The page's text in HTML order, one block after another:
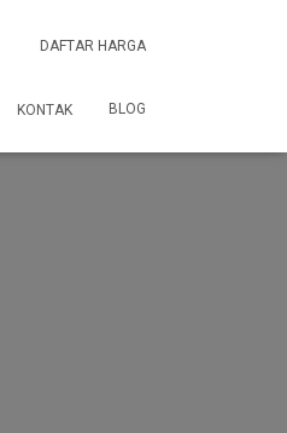
DAFTAR HARGA
KONTAK BLOG